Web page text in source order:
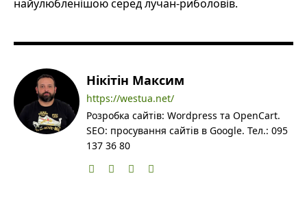
найулюбленішою серед лучан-риболовів.
Нікітін Максим
https://westua.net/
Розробка сайтів: Wordpress та OpenCart.
SEO: просування сайтів в Google. Тел.: 095
137 36 80